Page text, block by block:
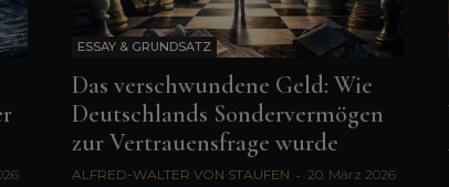
ESSAY & GRUNDSATZ
Das verschwundene Geld: Wie
Deutschlands Sondervermögen
zur Vertrauensfrage wurde
ALFRED-WALTER VON STAUFEN - 20. März 2026